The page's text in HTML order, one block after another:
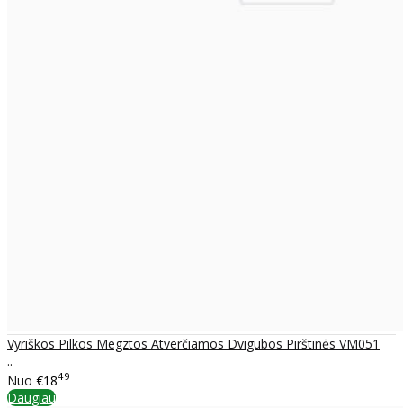
Vyriškos Pilkos Megztos Atverčiamos Dvigubos Pirštinės VM051
..
Nuo €1849
Daugiau